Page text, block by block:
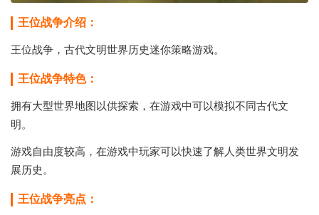
王位战争介绍：
王位战争， 古代文明世界历史迷你策略游戏。
王位战争特色：
拥有大型世界地图以供探索，在游戏中可以模拟不同古代文
明。
游戏自由度较高，在游戏中玩家可以快速了解人类世界文明发
展历史。
王位战争亮点：